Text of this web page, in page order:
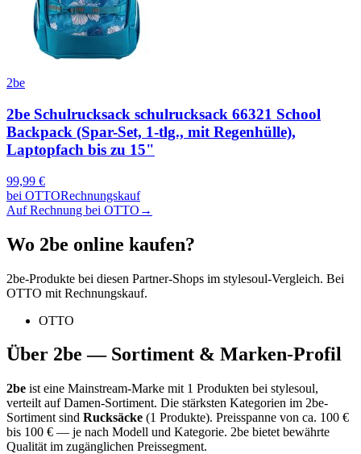
2be
2be Schulrucksack schulrucksack 66321 School
Backpack (Spar-Set, 1-tlg., mit Regenhülle),
Laptopfach bis zu 15"
99,99 €
bei OTTORechnungskauf
Auf Rechnung bei OTTO →
Wo 2be online kaufen?
2be-Produkte bei diesen Partner-Shops im stylesoul-Vergleich. Bei
OTTO mit Rechnungskauf.
OTTO
Über 2be — Sortiment & Marken-Profil
2be ist eine Mainstream-Marke mit 1 Produkten bei stylesoul,
verteilt auf Damen-Sortiment. Die stärksten Kategorien im 2be-
Sortiment sind Rucksäcke (1 Produkte). Preisspanne von ca. 100 €
bis 100 € — je nach Modell und Kategorie. 2be bietet bewährte
Qualität im zugänglichen Preissegment.